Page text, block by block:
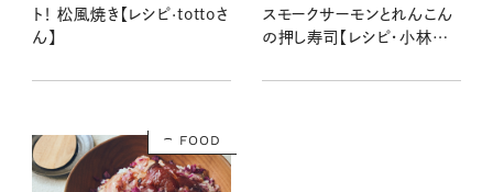
ト！ 松風焼き【レシピ·tottoさ
ん】
スモークサーモンとれんこん
の押し寿司【レシピ・小林まさ
FOOD